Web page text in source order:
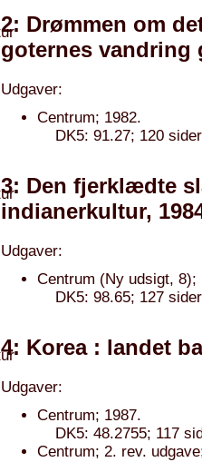
2: Drømmen om
goternes vandring
Udgaver:
Centrum; 1982.
DK5: 91.27; 120
3: Den fjerklædte
indianerkultur,
Udgaver:
Centrum (Ny udsigt, 8);
DK5: 98.65; 127
4: Korea : landet
Udgaver:
Centrum; 1987.
DK5: 48.2755; 117
Centrum; 2. rev.